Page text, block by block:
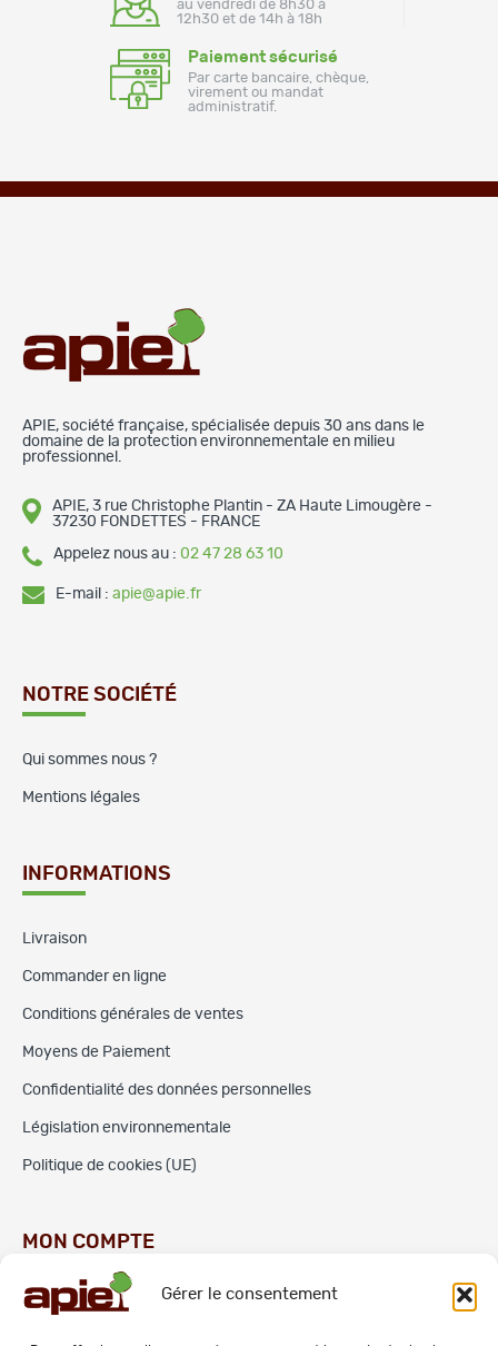
Gérer le consentement
au vendredi de 8h30 à
12h30 et de 14h à 18h
Paiement sécurisé
Par carte bancaire, chèque,
virement ou mandat
administratif.
APIE, société française, spécialisée depuis 30 ans dans le
domaine de la protection environnementale en milieu
professionnel.
APIE, 3 rue Christophe Plantin - ZA Haute Limougère -
37230 FONDETTES - FRANCE
Appelez nous au : 02 47 28 63 10
E-mail : apie@apie.fr
NOTRE SOCIÉTÉ
Qui sommes nous ?
Mentions légales
INFORMATIONS
Livraison
Commander en ligne
Conditions générales de ventes
Moyens de Paiement
Confidentialité des données personnelles
Législation environnementale
Politique de cookies (UE)
MON COMPTE
Commandes